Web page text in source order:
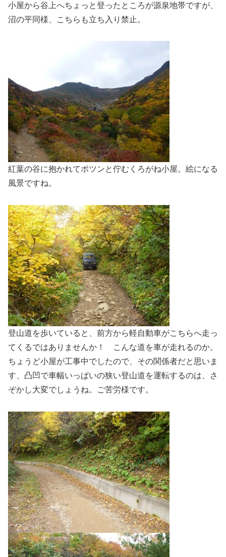
小屋から谷上へちょっと登ったところが源泉地帯ですが、
沼の平同様、こちらも立ち入り禁止。
紅葉の谷に抱かれてポツンと佇むくろがね小屋。絵になる
風景ですね。
登山道を歩いていると、前方から軽自動車がこちらへ走っ
てくるではありませんか！ こんな道を車が走れるのか。
ちょうど小屋が工事中でしたので、その関係者だと思いま
す、凸凹で車幅いっぱいの狭い登山道を運転するのは、さ
ぞかし大変でしょうね。ご苦労様です。